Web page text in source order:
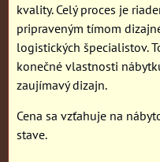
kvality. Celý proces je
pripraveným tímom
logistických špecialistov.
konečné vlastnosti
zaujímavý dizajn.
Cena sa vzťahuje na
stave.